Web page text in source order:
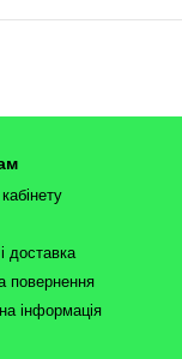
доставка
повернення
інформація